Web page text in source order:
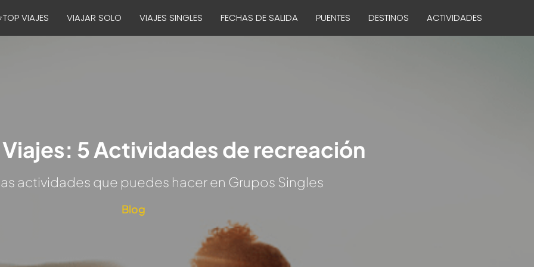
VIAJES VIAJAR SOLO VIAJES SINGLES FECHAS DE SALIDA PUENTES DESTINOS ACTIVIDADES
5 Actividades de recreación
actividades que puedes hacer en Grupos Singles
Blog